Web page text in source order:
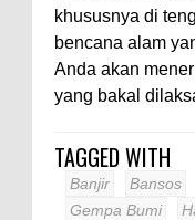
khususnya di
bencana alam
Anda akan
yang bakal
TAGGED WITH
Banjir Bansos
Gempa Bumi